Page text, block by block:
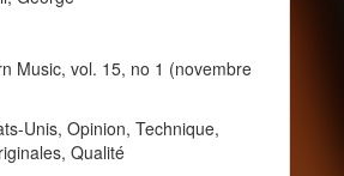
Music, vol. 15, no 1 (novembre
Unis, Opinion, Technique,
Qualité